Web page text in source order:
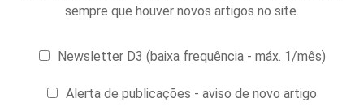
sempre que houver novos artigos no site.
Newsletter D3 (baixa frequência - máx. 1/mês)
Alerta de publicações - aviso de novo artigo